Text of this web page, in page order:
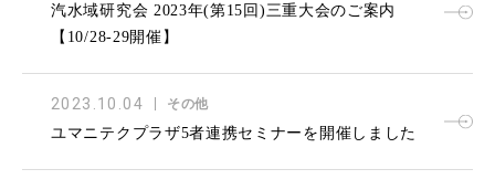
汽水域研究会 2023年(第15回)三重大会のご案内
【10/28-29開催】
2023.10.04 その他
ユマニテクプラザ5者連携セミナーを開催しました